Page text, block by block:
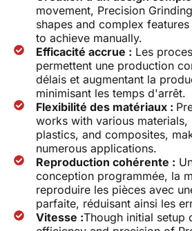
movement, Precision
shapes and complex
to achieve manually.
Efficacité accrue : Les
permettent une production
délais et augmentant la
minimisant les temps d'arrêt.
Flexibilité des matériaux :
works with various materials,
plastics, and composites,
numerous applications.
Reproduction cohérente :
conception programmée, la
reproduire les pièces avec
parfaite, réduisant ainsi les
Vitesse :Though initial setup